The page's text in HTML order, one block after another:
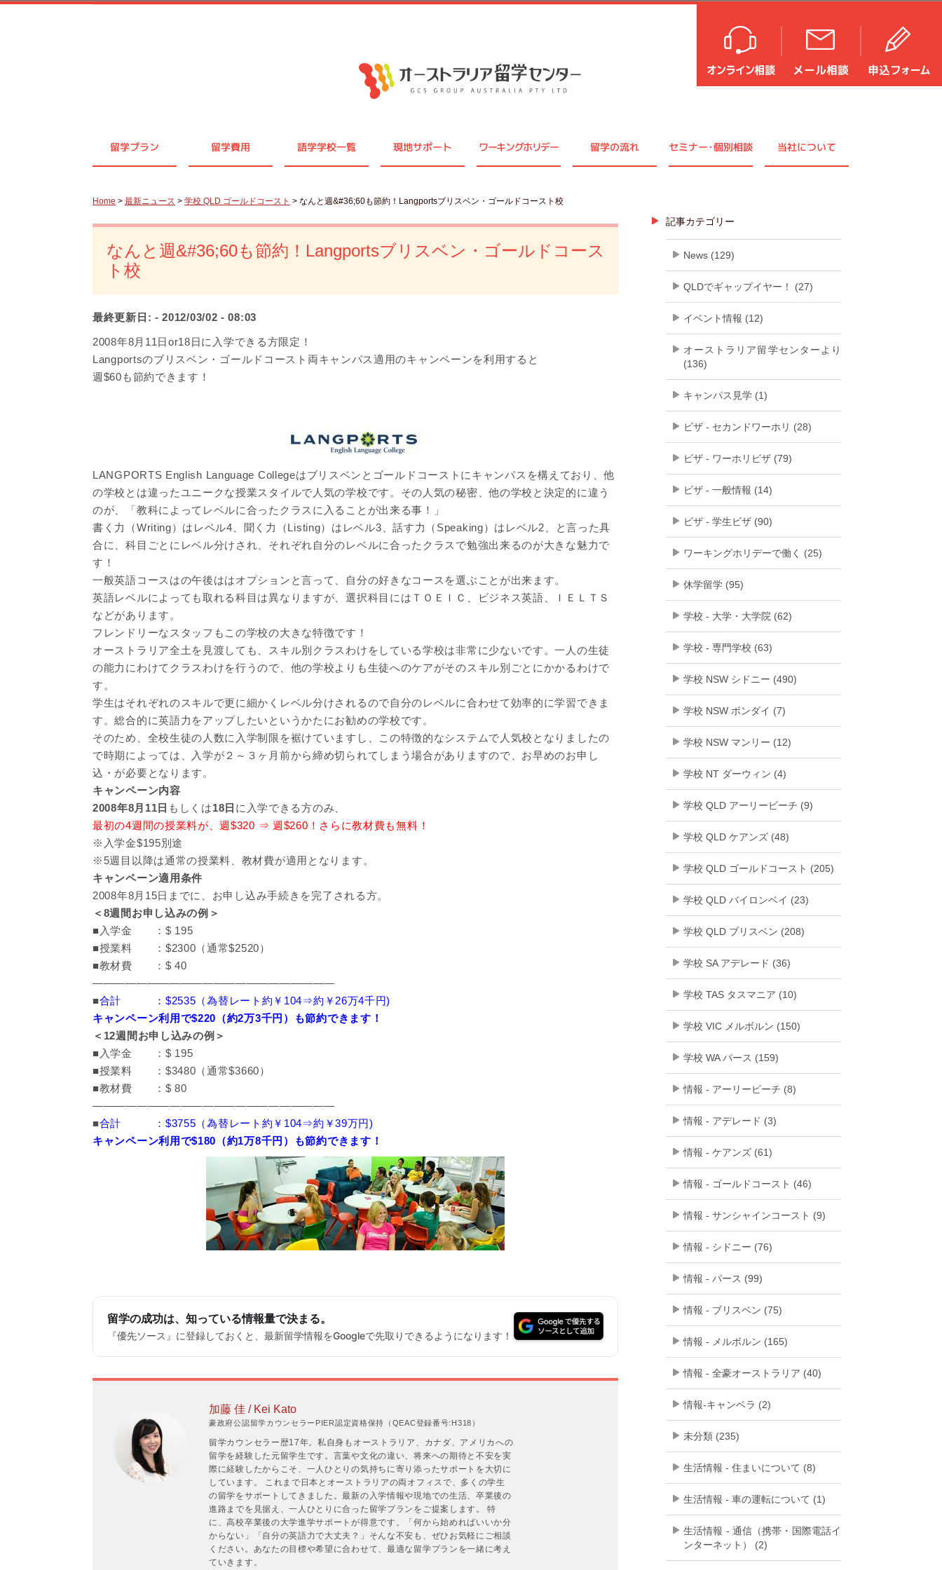
留学プラン 留学費用 語学学校一覧 現地サポート ワーキングホリデー 留学の流れ セミナー・個別相談 当社について
Home > 最新ニュース > 学校 QLD ゴールドコースト > なんと週&#36;60も節約！Langportsブリスベン・ゴールドコースト校
なんと週&#36;60も節約！Langportsブリスベン・ゴールドコース
ト校
最終更新日: - 2012/03/02 - 08:03
2008年8月11日or18日に入学できる方限定！
Langportsのブリスベン・ゴールドコースト両キャンパス適用のキャンペーンを利用すると
週$60も節約できます！
LANGPORTS English Language Collegeはブリスベンとゴールドコーストにキャンパスを構えており、他
の学校とは違ったユニークな授業スタイルで人気の学校です。その人気の秘密、他の学校と決定的に違う
のが、「教科によってレベルに合ったクラスに入ることが出来る事！」
書く力（Writing）はレベル4、聞く力（Listing）はレベル3、話す力（Speaking）はレベル2、と言った具
合に、科目ごとにレベル分けされ、それぞれ自分のレベルに合ったクラスで勉強出来るのが大きな魅力で
す！
一般英語コースはの午後ははオプションと言って、自分の好きなコースを選ぶことが出来ます。
英語レベルによっても取れる科目は異なりますが、選択科目にはＴＯＥＩＣ、ビジネス英語、ＩＥＬＴＳ
などがあります。
フレンドリーなスタッフもこの学校の大きな特徴です！
オーストラリア全土を見渡しても、スキル別クラスわけをしている学校は非常に少ないです。一人の生徒
の能力にわけてクラスわけを行うので、他の学校よりも生徒へのケアがそのスキル別ごとにかかるわけで
す。
学生はそれぞれのスキルで更に細かくレベル分けされるので自分のレベルに合わせて効率的に学習できま
す。総合的に英語力をアップしたいというかたにお勧めの学校です。
そのため、全校生徒の人数に入学制限を裾けていますし、この特徴的なシステムで人気校となりましたの
で時期によっては、入学が２～３ヶ月前から締め切られてしまう場合がありますので、お早めのお申し
込・が必要となります。
キャンペーン内容
2008年8月11日 もしくは18日 に入学できる方のみ、
最初の4週間の授業料が、週$320 ⇒ 週$260！さらに教材費も無料！
※入学金$195別途
※5週目以降は通常の授業料、教材費が適用となります。
キャンペーン適用条件
2008年8月15日までに、お申し込み手続きを完了される方。
＜8週間お申し込みの例＞
■入学金 ：$ 195
■授業料 ：$2300（通常$2520）
■教材費 ：$ 40
——————————————————————
■合計 ：$2535（為替レート約￥104⇒約￥26万4千円)
キャンペーン利用で$220（約2万3千円）も節約できます！
＜12週間お申し込みの例＞
■入学金 ：$ 195
■授業料 ：$3480（通常$3660）
■教材費 ：$ 80
——————————————————————
■合計 ：$3755（為替レート約￥104⇒約￥39万円)
キャンペーン利用で$180（約1万8千円）も節約できます！
留学の成功は、知っている情報量で決まる。
『優先ソース』に登録しておくと、最新留学情報をGoogleで先取りできるようになります！
加藤 佳 / Kei Kato
豪政府公認留学カウンセラーPIER認定資格保持（QEAC登録番号:H318）
留学カウンセラー歴17年。私自身もオーストラリア、カナダ、アメリカへの
留学を経験した元留学生です。言葉や文化の違い、将来への期待と不安を実
際に経験したからこそ、一人ひとりの気持ちに寄り添ったサポートを大切に
しています。 これまで日本とオーストラリアの両オフィスで、多くの学生
の留学をサポートしてきました。最新の入学情報や現地での生活、卒業後の
進路までを見据え、一人ひとりに合った留学プランをご提案します。 特
に、高校卒業後の大学進学サポートが得意です。「何から始めればいいか分
からない」「自分の英語力で大丈夫？」そんな不安も、ぜひお気軽にご相談
ください。あなたの目標や希望に合わせて、最適な留学プランを一緒に考え
ていきます。
記事カテゴリー
News (129)
QLDでギャップイヤー！ (27)
イベント情報 (12)
オーストラリア留学センターより
(136)
キャンパス見学 (1)
ビザ - セカンドワーホリ (28)
ビザ - ワーホリビザ (79)
ビザ - 一般情報 (14)
ビザ - 学生ビザ (90)
ワーキングホリデーで働く (25)
休学留学 (95)
学校 - 大学・大学院 (62)
学校 - 専門学校 (63)
学校 NSW シドニー (490)
学校 NSW ボンダイ (7)
学校 NSW マンリー (12)
学校 NT ダーウィン (4)
学校 QLD アーリービーチ (9)
学校 QLD ケアンズ (48)
学校 QLD ゴールドコースト (205)
学校 QLD バイロンベイ (23)
学校 QLD ブリスベン (208)
学校 SA アデレード (36)
学校 TAS タスマニア (10)
学校 VIC メルボルン (150)
学校 WA パース (159)
情報 - アーリービーチ (8)
情報 - アデレード (3)
情報 - ケアンズ (61)
情報 - ゴールドコースト (46)
情報 - サンシャインコースト (9)
情報 - シドニー (76)
情報 - パース (99)
情報 - ブリスベン (75)
情報 - メルボルン (165)
情報 - 全豪オーストラリア (40)
情報-キャンベラ (2)
未分類 (235)
生活情報 - 住まいについて (8)
生活情報 - 車の運転について (1)
生活情報 - 通信（携帯・国際電話イ
ンターネット） (2)